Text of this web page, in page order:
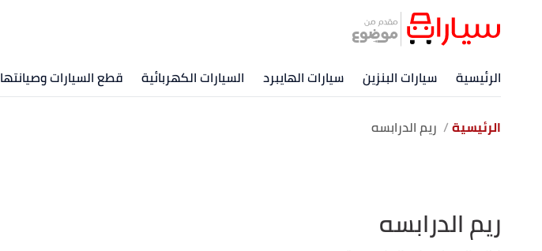
الرئيسية سيارات البنزين سيارات الهايبرد السيارات الكهربائية قطع السيارات وصيانتها
الرئيسية ريم الدرابسه
ريم الدرابسه